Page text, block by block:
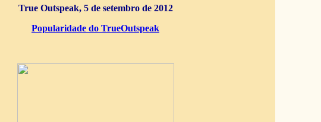
True Outspeak, 5 de setembro de 2012
Popularidade do TrueOutspeak